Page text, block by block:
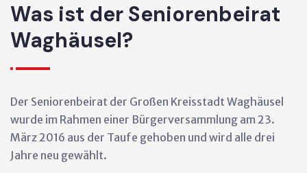
Was ist der Seniorenbeirat
Waghäusel?
Der Seniorenbeirat der Großen Kreisstadt Waghäusel
wurde im Rahmen einer Bürgerversammlung am 23.
März 2016 aus der Taufe gehoben und wird alle drei
Jahre neu gewählt.